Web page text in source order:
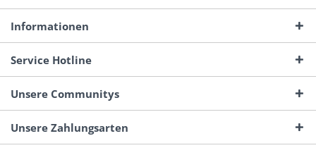
Informationen
Service Hotline
Unsere Communitys
Unsere Zahlungsarten